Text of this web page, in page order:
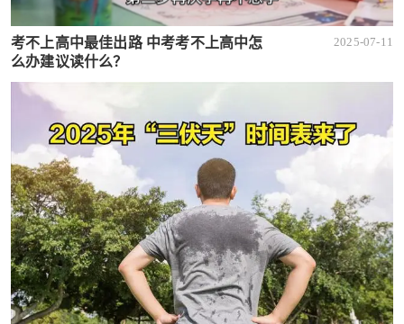
考不上高中最佳出路 中考考不上高中怎
么办建议读什么？
2025-07-11